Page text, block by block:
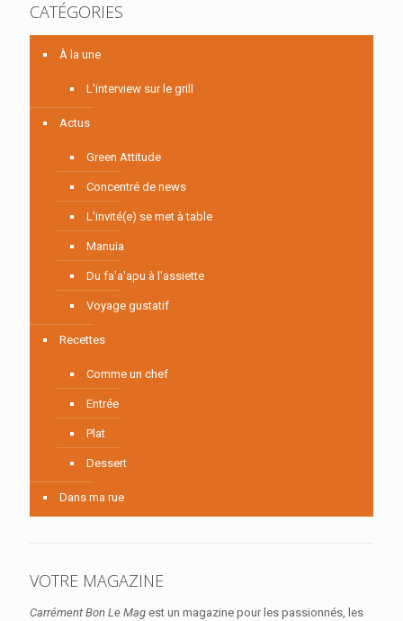
CATÉGORIES
À la une
L'interview sur le grill
Actus
Green Attitude
Concentré de news
L'invité(e) se met à table
Manuia
Du fa'a'apu à l'assiette
Voyage gustatif
Recettes
Comme un chef
Entrée
Plat
Dessert
Dans ma rue
VOTRE MAGAZINE
Carrément Bon Le Mag est un magazine pour les passionnés, les